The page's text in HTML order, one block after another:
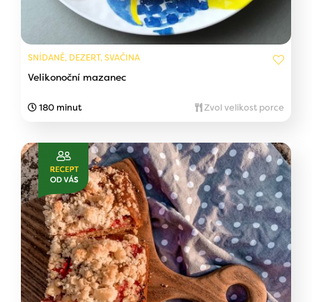
SNÍDANĚ, DEZERT, SVAČINA
Velikonoční mazanec
180 minut Zvol velikost porce